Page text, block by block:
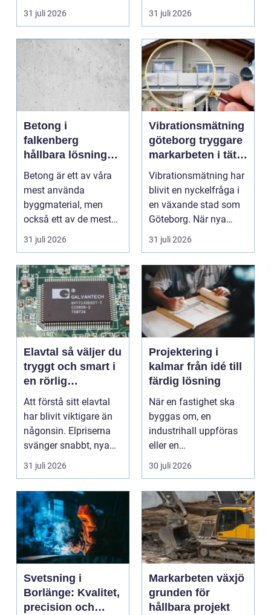
Frågorna hopar sig:
vilk...
31 juli 2026
hantverk. I en stad so...
31 juli 2026
Betong i
falkenberg
hållbara lösningar
för grund, golv
och utemiljö
Betong är ett av våra
mest använda
byggmaterial, men
också ett av de mest
missförstådda. Många
tänke...
31 juli 2026
Vibrationsmätning
göteborg tryggare
markarbeten i tät
stadsmiljö
Vibrationsmätning har
blivit en nyckelfråga i
en växande stad som
Göteborg. När nya
bostäder, broar,...
31 juli 2026
Elavtal så väljer du
tryggt och smart i
en rörlig
elmarknad
Att förstå sitt elavtal
har blivit viktigare än
någonsin. Elpriserna
svänger snabbt, nya
typer av av...
31 juli 2026
Projektering i
kalmar från idé till
färdig lösning
När en fastighet ska
byggas om, en
industrihall uppföras
eller en
lantbruksanläggning
moderniseras ä...
30 juli 2026
Svetsning i
Borlänge: Kvalitet,
precision och
Markarbeten växjö
grunden för
hållbara projekt